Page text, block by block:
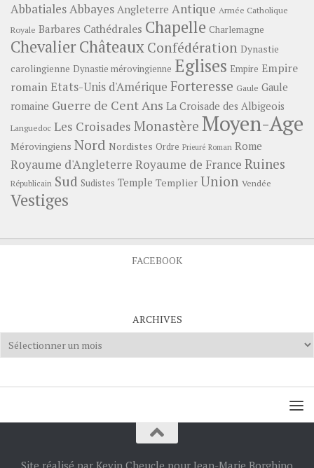
AbbatialesAbbayes Angleterre Antique Armée Catholique
Royale Barbares Cathédrales Chapelle Charlemagne
ChevalierChâteauxConfédération Dynastie
carolingienne Dynastie mérovingienne Eglises Empire Empire
romainEtats-Unis d'Amérique Forteresse Gaule Gaule
romaine Guerre de Cent Ans La Croisade des Albigeois
Languedoc Les Croisades Monastère Moyen-Age
Mérovingiens Nord Nordistes Ordre Prieuré Roman Rome
Royaume d'Angleterre Royaume de France Ruines
Républicain Sud Sudistes Temple Templier Union Vendée
Vestiges
FACEBOOK
ARCHIVES
Archives